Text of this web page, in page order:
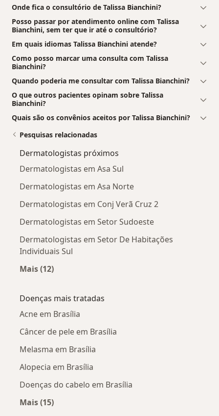
Onde fica o consultório de Talissa Bianchini?
Posso passar por atendimento online com Talissa
Bianchini, sem ter que ir até o consultório?
Em quais idiomas Talissa Bianchini atende?
Como posso marcar uma consulta com Talissa
Bianchini?
Quando poderia me consultar com Talissa Bianchini?
O que outros pacientes opinam sobre Talissa
Bianchini?
Quais são os convênios aceitos por Talissa Bianchini?
Pesquisas relacionadas
Dermatologistas próximos
Dermatologistas em Asa Sul
Dermatologistas em Asa Norte
Dermatologistas em Conj Verã Cruz 2
Dermatologistas em Setor Sudoeste
Dermatologistas em Setor De Habitações
Individuais Sul
Mais (12)
Doenças mais tratadas
Acne em Brasília
Câncer de pele em Brasília
Melasma em Brasília
Alopecia em Brasília
Doenças do cabelo em Brasília
Mais (15)